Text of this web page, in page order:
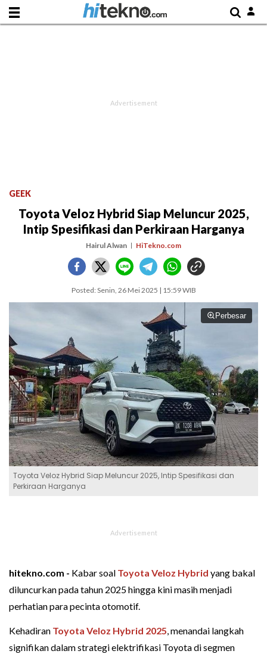
GEEK
Toyota Veloz Hybrid Siap Meluncur 2025,
Intip Spesifikasi dan Perkiraan Harganya
Hairul Alwan HiTekno.com
Posted: Senin, 26 Mei 2025 | 15:59 WIB
Perbesar
Toyota Veloz Hybrid Siap Meluncur 2025, Intip Spesifikasi dan
Perkiraan Harganya
hitekno.com - Kabar soal Toyota Veloz Hybrid yang bakal
diluncurkan pada tahun 2025 hingga kini masih menjadi
perhatian para pecinta otomotif.
Kehadiran Toyota Veloz Hybrid 2025, menandai langkah
signifikan dalam strategi elektrifikasi Toyota di segmen